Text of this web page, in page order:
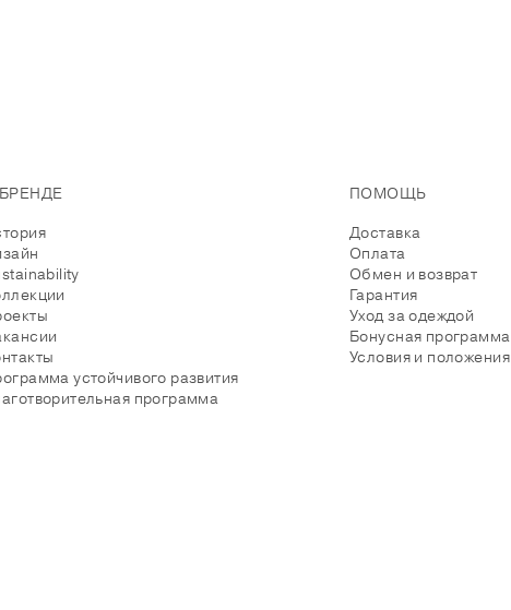
устойчивого развития
программа
ПОМОЩЬ
Доставка
Оплата
Обмен и возврат
Гарантия
Уход за одеждой
Бонусная программа
Условия и положения